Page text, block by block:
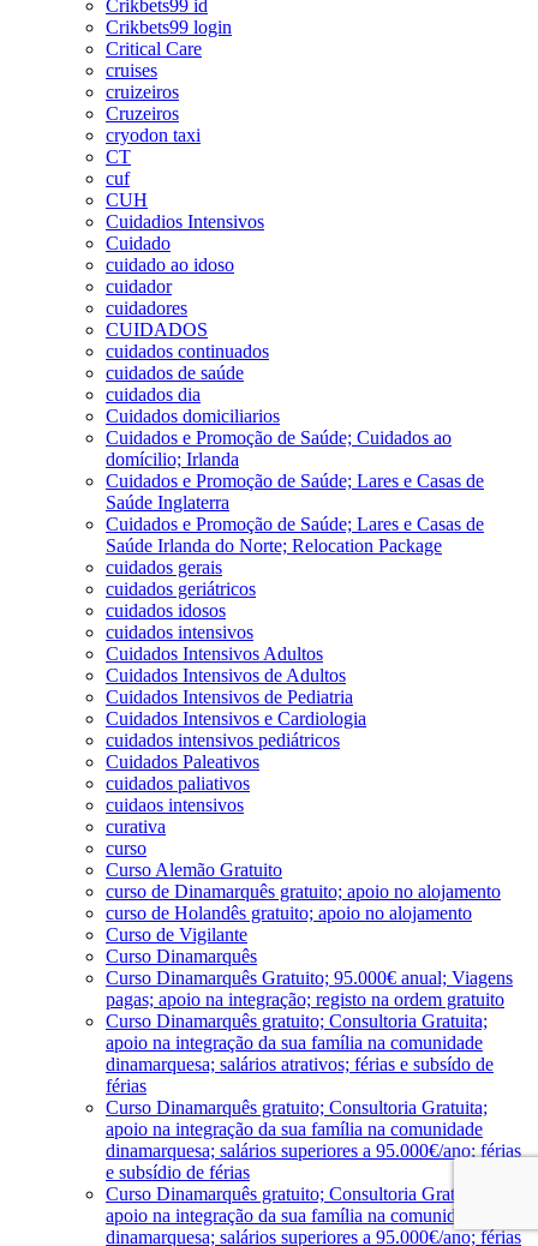
Crikbets99 id
Crikbets99 login
Critical Care
cruises
cruizeiros
Cruzeiros
cryodon taxi
CT
cuf
CUH
Cuidadios Intensivos
Cuidado
cuidado ao idoso
cuidador
cuidadores
CUIDADOS
cuidados continuados
cuidados de saúde
cuidados dia
Cuidados domiciliarios
Cuidados e Promoção de Saúde; Cuidados ao
domícilio; Irlanda
Cuidados e Promoção de Saúde; Lares e Casas de
Saúde Inglaterra
Cuidados e Promoção de Saúde; Lares e Casas de
Saúde Irlanda do Norte; Relocation Package
cuidados gerais
cuidados geriátricos
cuidados idosos
cuidados intensivos
Cuidados Intensivos Adultos
Cuidados Intensivos de Adultos
Cuidados Intensivos de Pediatria
Cuidados Intensivos e Cardiologia
cuidados intensivos pediátricos
Cuidados Paleativos
cuidados paliativos
cuidaos intensivos
curativa
curso
Curso Alemão Gratuito
curso de Dinamarquês gratuito; apoio no alojamento
curso de Holandês gratuito; apoio no alojamento
Curso de Vigilante
Curso Dinamarquês
Curso Dinamarquês Gratuito; 95.000€ anual; Viagens
pagas; apoio na integração; registo na ordem gratuito
Curso Dinamarquês gratuito; Consultoria Gratuita;
apoio na integração da sua família na comunidade
dinamarquesa; salários atrativos; férias e subsído de
férias
Curso Dinamarquês gratuito; Consultoria Gratuita;
apoio na integração da sua família na comunidade
dinamarquesa; salários superiores a 95.000€/ano; férias
e subsídio de férias
Curso Dinamarquês gratuito; Consultoria Gratuita;
apoio na integração da sua família na comunidade
dinamarquesa; salários superiores a 95.000€/ano; férias